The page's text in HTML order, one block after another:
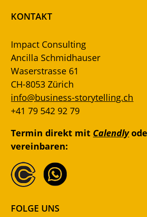
KONTAKT
Impact Consulting
Ancilla Schmidhauser
Waserstrasse 61
CH-8053 Zürich
info@business-storytelling.ch
+41 79 542 92 79
Termin direkt mit Calendly
vereinbaren:
FOLGE UNS